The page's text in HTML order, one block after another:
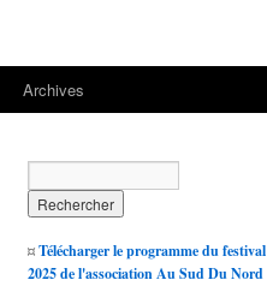
Archives
¤Télécharger le programme du festival
2025 de l'association Au Sud Du Nord